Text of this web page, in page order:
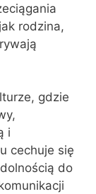
rodzina,
gdzie
i
cechuje się
do